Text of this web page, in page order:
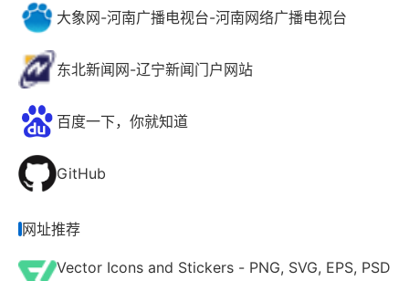
大象网-河南广播电视台-河南网络广播电视台
东北新闻网-辽宁新闻门户网站
百度一下，你就知道
GitHub
网址推荐
Vector Icons and Stickers - PNG, SVG, EPS, PSD